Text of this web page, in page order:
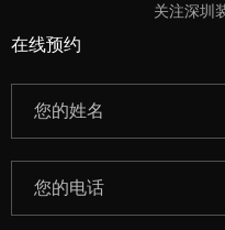
关注深圳
在线预约